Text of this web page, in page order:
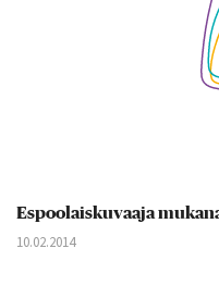
Espoolaiskuvaaja
10.02.2014